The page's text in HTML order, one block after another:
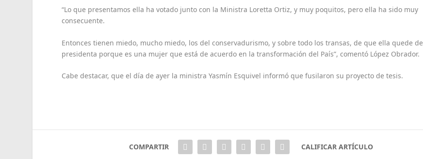
“Lo que presentamos ella ha votado junto con la Ministra Loretta Ortiz, y muy poquitos, pero ella ha sido muy
consecuente.
Entonces tienen miedo, mucho miedo, los del conservadurismo, y sobre todo los transas, de que ella quede de
presidenta porque es una mujer que está de acuerdo en la transformación del País”, comentó López Obrador.
Cabe destacar, que el día de ayer la ministra Yasmín Esquivel informó que fusilaron su proyecto de tesis.
COMPARTIR CALIFICAR ARTÍCULO